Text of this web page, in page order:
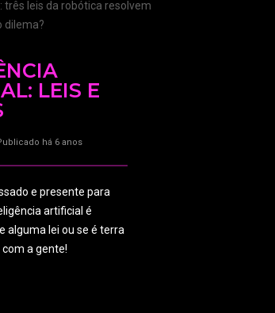
LEIS E
há 6 anos
e presente para
artificial é
alguma lei ou se é terra
a gente!